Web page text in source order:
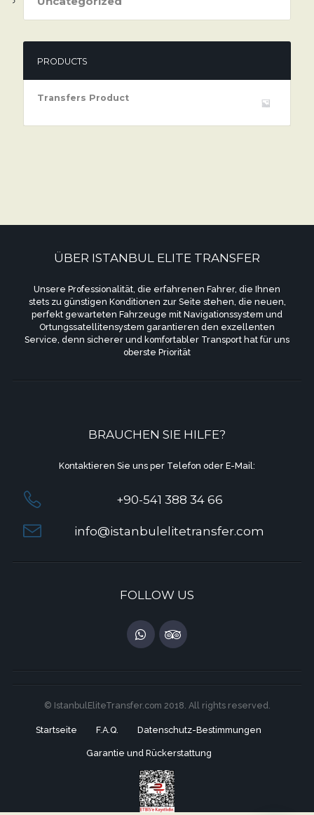
PRODUCTS
Transfers Product
ÜBER ISTANBUL ELITE TRANSFER
Unsere Professionalität, die erfahrenen Fahrer, die Ihnen
stets zu günstigen Konditionen zur Seite stehen, die neuen,
perfekt gewarteten Fahrzeuge mit Navigationssystem und
Ortungssatellitensystem garantieren den exzellenten
Service, denn sicherer und komfortabler Transport hat für uns
oberste Priorität
BRAUCHEN SIE HILFE?
Kontaktieren Sie uns per Telefon oder E-Mail:
+90-541 388 34 66
info@istanbulelitetransfer.com
FOLLOW US
© IstanbulEliteTransfer.com 2018. All rights reserved.
Startseite F.A.Q. Datenschutz-Bestimmungen
Garantie und Rückerstattung